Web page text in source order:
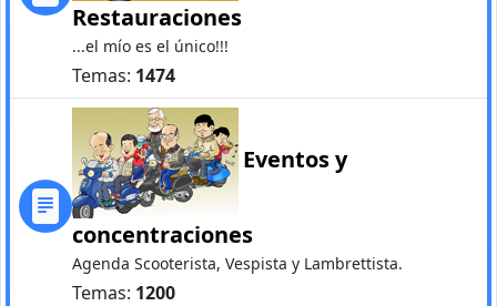
Restauraciones
...el mío es el único!!!
Temas: 1474
Eventos y
concentraciones
Agenda Scooterista, Vespista y Lambrettista.
Temas: 1200